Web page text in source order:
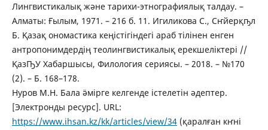
Лингвистикалық және тарихи-этнографиялық талдау. –
Алматы: Ғылым, 1971. – 216 б. 11. Игиликова С., Сҥйерқҧл
Б. Қазақ ономастика кеңістігіндегі араб тілінен енген
антропонимдердің теолингвистикалық ерекшеліктері //
ҚазҦУ Хабаршысы, Филология сериясы. – 2018. – №170
(2). – Б. 168–178.
Нуров М.Н. Бала ӛмірге келгенде істелетін әдептер.
[Электронды ресурс]. URL:
https://www.ihsan.kz/kk/articles/view/34(қаралған кҥні